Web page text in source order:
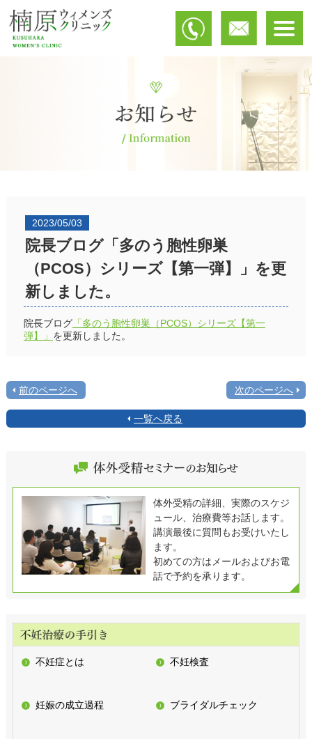
2023/05/03
院長ブログ「多のう胞性卵巣
（PCOS）シリーズ【第一弾】」を更
新しました。
院長ブログ「多のう胞性卵巣（PCOS）シリーズ【第一
弾】」 を更新しました。
前のページへ 次のページへ
一覧へ戻る
体外受精の詳細、実際のスケジ
ュール、治療費等お話します。
講演最後に質問もお受けいたし
ます。
初めての方はメールおよびお電
話で予約を承ります。
不妊症とは 不妊検査
妊娠の成立過程 ブライダルチェック